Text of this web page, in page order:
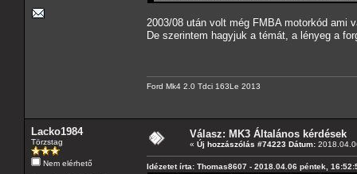
2003/08 után volt még FMBA motorkód ami
De szerintem hagyjuk a témát, a lényeg a
Ford Mk4 2.0 Tdci 163Le 2013
Lacko1984
Törzstag
Nem elérhető
Válasz: MK3 Általános kérdések
« Új hozzászólás #74223 Dátum:
Idézetet írta: Thomas8607 - 2018.04.06 péntek,